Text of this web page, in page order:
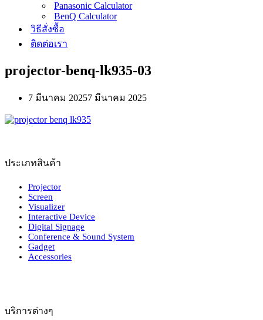
Panasonic Calculator
BenQ Calculator
วิธีสั่งซื้อ
ติดต่อเรา
projector-benq-lk935-03
7 มีนาคม 20257 มีนาคม 2025
ประเภทสินค้า
Projector
Screen
Visualizer
Interactive Device
Digital Signage
Conference & Sound System
Gadget
Accessories
บริการต่างๆ